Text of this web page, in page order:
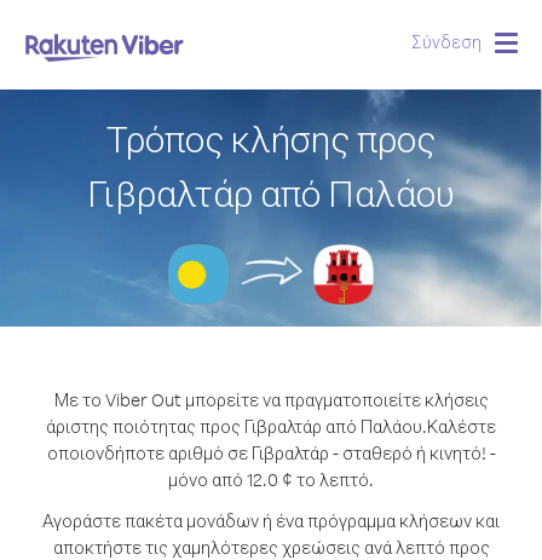
Σύνδεση
Τρόπος κλήσης προς
Γιβραλτάρ από Παλάου
Με το Viber Out μπορείτε να πραγματοποιείτε κλήσεις
άριστης ποιότητας προς Γιβραλτάρ από Παλάου.Καλέστε
οποιονδήποτε αριθμό σε Γιβραλτάρ - σταθερό ή κινητό! -
μόνο από 12.0 ¢ το λεπτό.
Αγοράστε πακέτα μονάδων ή ένα πρόγραμμα κλήσεων και
αποκτήστε τις χαμηλότερες χρεώσεις ανά λεπτό προς